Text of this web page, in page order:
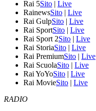
Rai 5Sito | Live
RainewsSito | Live
Rai GulpSito | Live
Rai SportSito | Live
Rai Sport 2Sito | Live
Rai StoriaSito | Live
Rai PremiumSito | Live
Rai ScuolaSito | Live
Rai YoYoSito | Live
Rai MovieSito | Live
RADIO